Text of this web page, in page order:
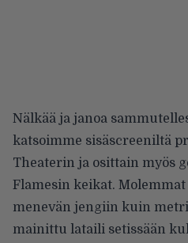
Nälkää ja janoa
katsoimme sisäscreeniltä
Theaterin ja osittain myös
Flamesin keikat.
menevän jengiin kuin
mainittu lataili setissään